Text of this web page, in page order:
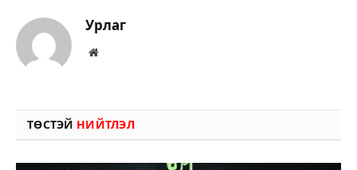
Урлаг
Вэбсайт
ТӨСТЭЙ НИЙТЛЭЛ